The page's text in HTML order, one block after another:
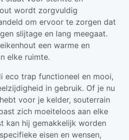
wordt zorgvuldig
om ervoor te zorgen dat
slijtage en lang meegaat.
een warme en
elke ruimte.
eco trap functioneel en mooi,
in gebruik. Of je nu
voor je kelder, souterrain
zich moeiteloos aan elke
kan hij gemakkelijk worden
eisen en wensen,